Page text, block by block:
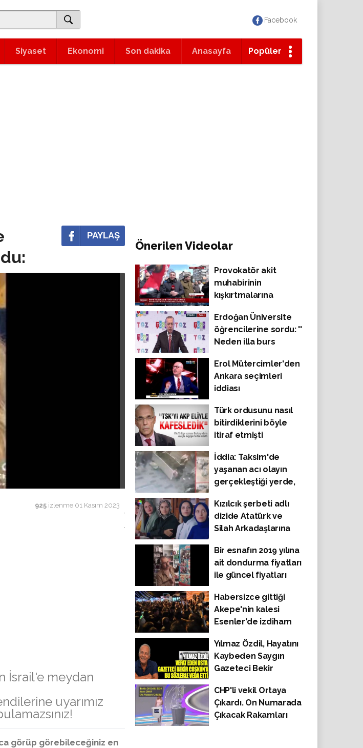
Facebook
Siyaset Ekonomi Son dakika Anasayfa Popüler
PAYLAŞ
925 izlenme 01 Kasım 2023
İsrail'e meydan
uyarımız
görüp görebileceğiniz en
Önerilen Videolar
Provokatör akit
muhabirinin
kışkırtmalarına
vatandaşlar üzerine
yürüyerek tepki
gösterdi. Kışkırtıcı,
sığındı.
Erdoğan Üniversite
öğrencilerine sordu: ''
Neden illa burs
Erol Mütercimler'den
Ankara seçimleri
iddiası
Türk ordusunu nasıl
bitirdiklerini böyle
itiraf etmişti
İddia: Taksim'de
yaşanan acı olayın
gerçekleştiği yerde,
paket bırakan kadının
görüntüleri.
Kızılcık şerbeti adlı
dizide Atatürk ve
Silah Arkadaşlarına
Gönderme Yapıldı
Bir esnafın 2019 yılına
ait dondurma fiyatları
ile güncel fiyatları
sorduğu soru sosyal
medyada büyük ilgi
gördü.
Habersizce gittiği
Akepe'nin kalesi
Esenler'de izdiham
iptal etmek zorunda
kaldı
Yılmaz Özdil, Hayatını
Kaybeden Saygın
Gazeteci Bekir
Veda Etti
CHP'li vekil Ortaya
Çıkardı. On Numarada
Çıkacak Rakamları